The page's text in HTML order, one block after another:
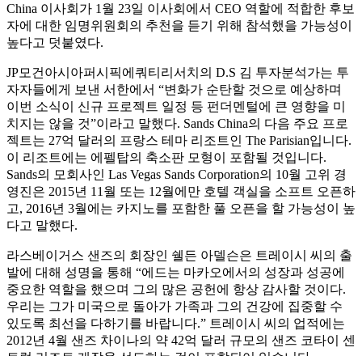
China 이사회가 1월 23일 이사회에서 CEO 역할에 적합한 후보
자에 대한 임명위원회의 추천을 듣기 위해 참석했을 가능성이
높다고 덧붙였다.
JP모건아시아퍼시픽에쿼티리서치의 D.S 김 투자분석가는 투
자자들에게 보낸 서한에서 “변화가 순탄할 것으로 예상하며
이번 소식이 신규 프로젝트 일정 등 펀더멘털에 큰 영향을 미
치지는 않을 것”이라고 말했다. Sands China의 다음 주요 프로
젝트는 27억 달러의 프랑스 테마 리조트인 The Parisian입니다.
이 리조트에는 에펠탑의 축소판 모형이 포함될 것입니다.
Sands의 모회사인 Las Vegas Sands Corporation의 10월 고위 경
영진은 2015년 11월 또는 12월에만 호텔 객실을 소프트 오픈하
고, 2016년 3월에는 카지노를 포함한 풀 오픈을 할 가능성이 높
다고 말했다.
라스베이거스 샌즈의 회장인 쉘든 아델슨은 트레이시 씨의 출
발에 대해 성명을 통해 “에드는 마카오에서의 성장과 성공에
중요한 역할을 했으며 그의 많은 공헌에 항상 감사할 것이다.
우리는 그가 미국으로 돌아가 가족과 그의 건강에 집중할 수
있도록 최선을 다하기를 바랍니다.” 트레이시 씨의 업적에는
2012년 4월 샌즈 차이나의 약 42억 달러 규모의 샌즈 코타이 센